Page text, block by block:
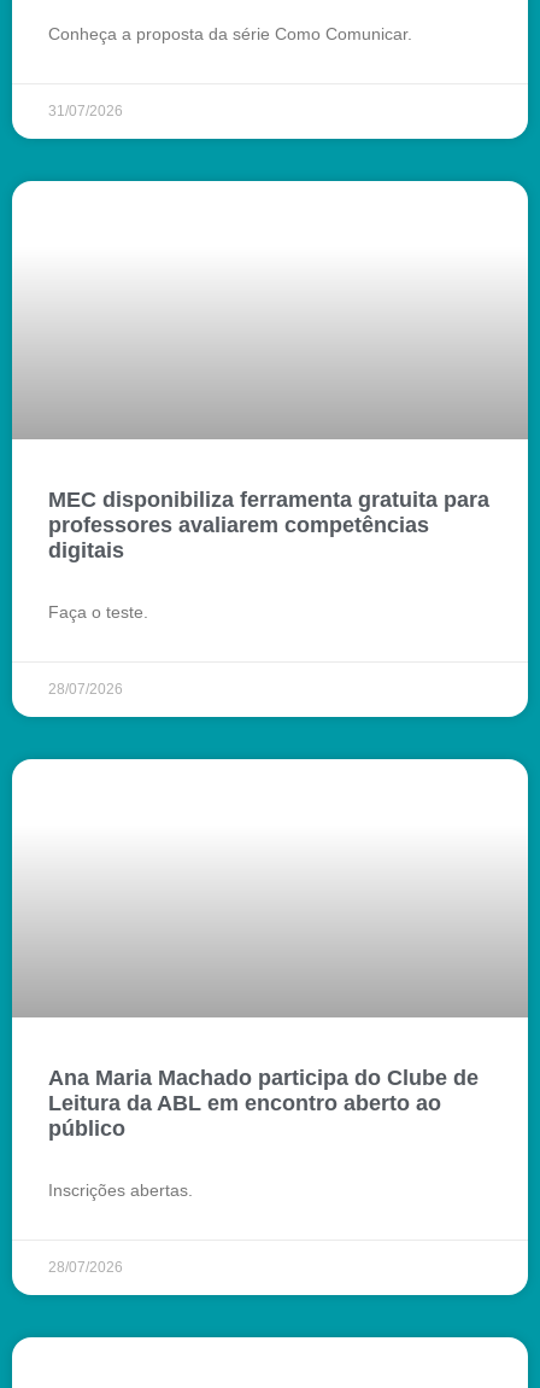
Conheça a proposta da série Como Comunicar.
31/07/2026
MEC disponibiliza ferramenta gratuita para
professores avaliarem competências
digitais
Faça o teste.
28/07/2026
Ana Maria Machado participa do Clube de
Leitura da ABL em encontro aberto ao
público
Inscrições abertas.
28/07/2026